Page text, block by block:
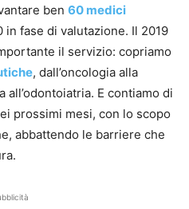
ben 60 medici
in fase di valutazione. Il 2019
il servizio: copriamo
, dall’oncologia alla
all’odontoiatria. E contiamo di
prossimi mesi, con lo scopo
abbattendo le barriere che